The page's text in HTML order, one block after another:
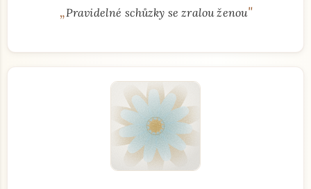
„Pravidelné schůzky se zralou ženou"